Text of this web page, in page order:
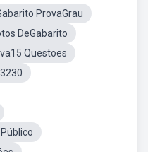
ProvaGrau
DeGabarito
Questoes